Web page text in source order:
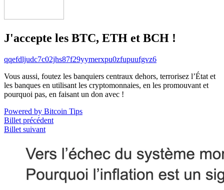
J'accepte les BTC, ETH et BCH !
qqefdljudc7c02jhs87f29yymerxpu0zfupuufgvz6
Vous aussi, foutez les banquiers centraux dehors, terrorisez l’État et
les banques en utilisant les cryptomonnaies, en les promouvant et
pourquoi pas, en faisant un don avec !
Powered by Bitcoin Tips
Billet précédent
Billet suivant